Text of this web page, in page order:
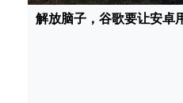
解放脑子，谷歌要让安卓